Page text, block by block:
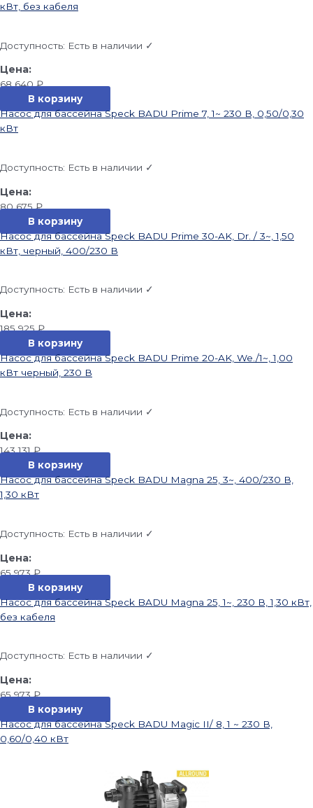
кВт, без кабеля
Доступность: Есть в наличии ✓
68 640₽
В корзину
Насос для бассейна Speck BADU Prime 7, 1~ 230 В, 0,50/0,30
кВт
Доступность: Есть в наличии ✓
80 675₽
В корзину
Насос для бассейна Speck BADU Prime 30-AK, Dr. / 3~, 1,50
кВт, черный, 400/230 В
Доступность: Есть в наличии ✓
185 925₽
В корзину
Насос для бассейна Speck BADU Prime 20-AK, We./1~, 1,00
кВт черный, 230 В
Доступность: Есть в наличии ✓
143 131₽
В корзину
Насос для бассейна Speck BADU Magna 25, 3~, 400/230 В,
1,30 кВт
Доступность: Есть в наличии ✓
65 973₽
В корзину
Насос для бассейна Speck BADU Magna 25, 1~, 230 В, 1,30 кВт,
без кабеля
Доступность: Есть в наличии ✓
65 973₽
В корзину
Насос для бассейна Speck BADU Magic II/ 8, 1 ~ 230 В,
0,60/0,40 кВт